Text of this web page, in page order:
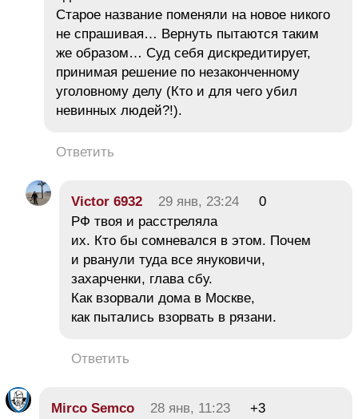
Старое название поменяли на новое никого
не спрашивая… Вернуть пытаются таким
же образом… Суд себя дискредитирует,
принимая решение по незаконченному
уголовному делу (Кто и для чего убил
невинных людей?!).
Ответить
Victor 6932 29 янв, 23:24
0
РФ твоя и расстреляла
их. Кто бы сомневался в этом. Почем
и рванули туда все януковичи,
захарченки, глава сбу.
Как взорвали дома в Москве,
как пытались взорвать в рязани.
Ответить
Mirco Semco 28 янв, 11:23
+3